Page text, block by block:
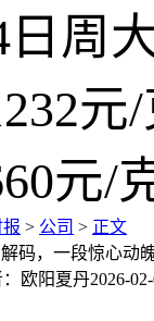
> 公司 > 正文
码，一段惊心动
欧阳夏丹2026-